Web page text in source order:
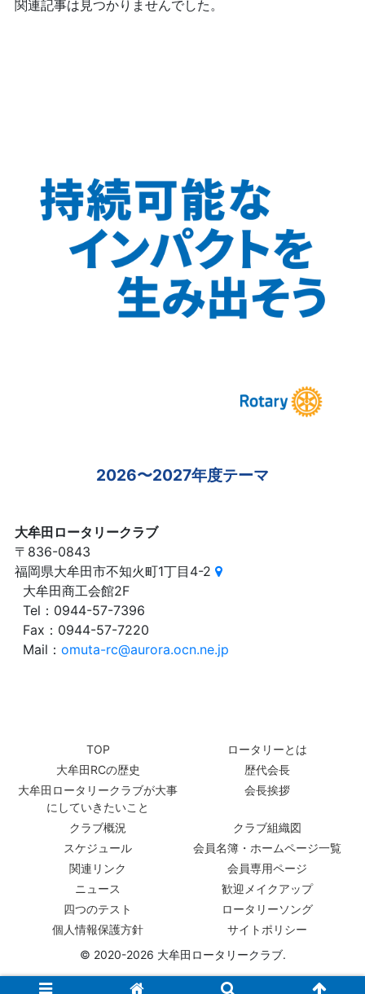
関連記事は見つかりませんでした。
2026〜2027年度テーマ
大牟田ロータリークラブ
〒836-0843
福岡県大牟田市不知火町1丁目4-2
大牟田商工会館2F
Tel：0944-57-7396
Fax：0944-57-7220
Mail：omuta-rc@aurora.ocn.ne.jp
TOP
ロータリーとは
大牟田RCの歴史
歴代会長
大牟田ロータリークラブが大事
にしていきたいこと
会長挨拶
クラブ概況
クラブ組織図
スケジュール
会員名簿・ホームページ一覧
関連リンク
会員専用ページ
ニュース
歓迎メイクアップ
四つのテスト
ロータリーソング
個人情報保護方針
サイトポリシー
© 2020-2026 大牟田ロータリークラブ.